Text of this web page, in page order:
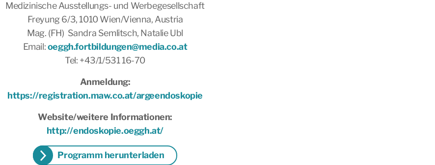
Medizinische Ausstellungs- und Werbegesellschaft
Freyung 6/3, 1010 Wien/Vienna, Austria
Mag. (FH) Sandra Semlitsch, Natalie Ubl
Email:oeggh.fortbildungen@media.co.at
Tel: +43/1/531 16-70
Anmeldung:
https://registration.maw.co.at/argeendoskopie
Website/weitere Informationen:
http://endoskopie.oeggh.at/
Programm herunterladen